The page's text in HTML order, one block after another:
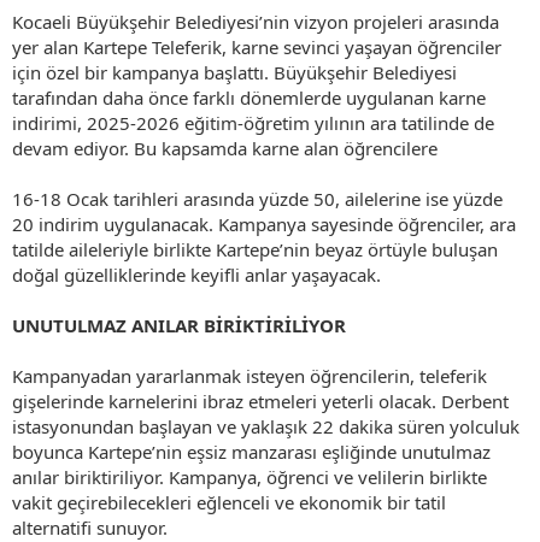
Kocaeli Büyükşehir Belediyesi’nin vizyon projeleri arasında
yer alan Kartepe Teleferik, karne sevinci yaşayan öğrenciler
için özel bir kampanya başlattı. Büyükşehir Belediyesi
tarafından daha önce farklı dönemlerde uygulanan karne
indirimi, 2025-2026 eğitim-öğretim yılının ara tatilinde de
devam ediyor. Bu kapsamda karne alan öğrencilere
16-18 Ocak tarihleri arasında yüzde 50, ailelerine ise yüzde
20 indirim uygulanacak. Kampanya sayesinde öğrenciler, ara
tatilde aileleriyle birlikte Kartepe’nin beyaz örtüyle buluşan
doğal güzelliklerinde keyifli anlar yaşayacak.
UNUTULMAZ ANILAR BİRİKTİRİLİYOR
Kampanyadan yararlanmak isteyen öğrencilerin, teleferik
gişelerinde karnelerini ibraz etmeleri yeterli olacak. Derbent
istasyonundan başlayan ve yaklaşık 22 dakika süren yolculuk
boyunca Kartepe’nin eşsiz manzarası eşliğinde unutulmaz
anılar biriktiriliyor. Kampanya, öğrenci ve velilerin birlikte
vakit geçirebilecekleri eğlenceli ve ekonomik bir tatil
alternatifi sunuyor.